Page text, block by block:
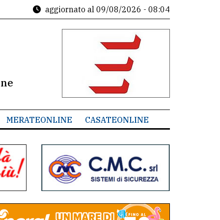
aggiornato al 09/08/2026 - 08:04
MERATEONLINE CASATEONLINE